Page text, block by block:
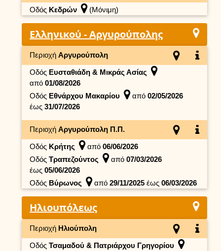
Οδός Κεδρών (Μόνιμη)
Ελληνικού - Αργυρούπολης
Περιοχή Αργυρούπολη
Οδός Ευσταθιάδη & Μικράς Ασίας
από 01/08/2026
Οδός Εθνάρχου Μακαρίου από 02/05/2026
έως 31/07/2026
Περιοχή Αργυρούπολη Π.Π.
Οδός Κρήτης από 06/06/2026
Οδός Τραπεζούντος από 07/03/2026
έως 05/06/2026
Οδός Βύρωνος από 29/11/2025 έως 06/03/2026
Ηλιουπόλεως
Περιοχή Ηλιούπολη
Οδός Τσαμαδού & Πατριάρχου Γρηγορίου